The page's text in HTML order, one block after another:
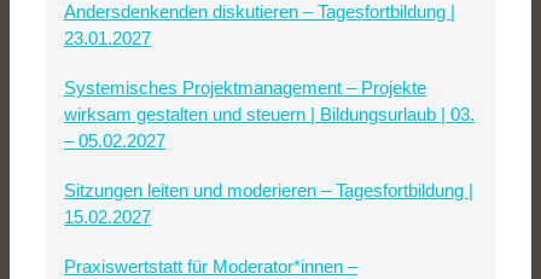
Andersdenkenden diskutieren – Tagesfortbildung |
23.01.2027
Systemisches Projektmanagement – Projekte
wirksam gestalten und steuern | Bildungsurlaub | 03.
– 05.02.2027
Sitzungen leiten und moderieren – Tagesfortbildung |
15.02.2027
Praxiswertstatt für Moderator*innen –